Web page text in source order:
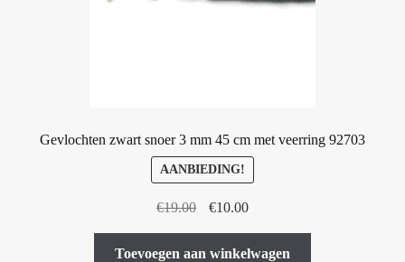
Gevlochten zwart snoer 3 mm 45 cm met veerring 92703
AANBIEDING!
€19.00
Oorspronkelijke
was:
€10.00Huidige
is:
Toevoegen aan winkelwagen